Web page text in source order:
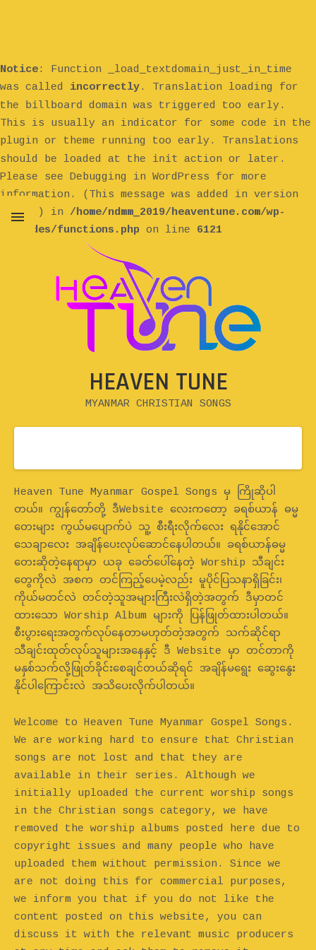
Notice: Function _load_textdomain_just_in_time
was called incorrectly. Translation loading for
the billboard domain was triggered too early.
This is usually an indicator for some code in the
plugin or theme running too early. Translations
should be loaded at the init action or later.
Please see Debugging in WordPress for more
information. (This message was added in version
6.7.0.) in /home/ndmm_2019/heaventune.com/wp-
includes/functions.php on line 6121
HEAVEN TUNE
MYANMAR CHRISTIAN SONGS
Home
Heaven Tune Myanmar Gospel Songs မှ ကြိုဆိုပါ
တယ်။ ကျွန်တော်တို့ ဒီWebsite လေးကတော့ ခရစ်ယာန် ဓမ္မ
တေးများ ကွယ်မပျောက်ပဲ သူ့ စီးရီးလိုက်လေး ရနိုင်အောင်
သေချာလေး အချိန်ပေးလုပ်ဆောင်နေပါတယ်။ ခရစ်ယာန်ဓမ္မ
တေးဆိုတဲ့နေရာမှာ ယခု ခေတ်ပေါ်နေတဲ့ Worship သီချင်း
တွေကိုလဲ အစက တင်ကြည့်ပေမဲ့လည်း မူပိုင်ပြသနာရှိခြင်း၊
ကိုယ်မတင်လဲ တင်တဲ့သူအများကြီးလဲရှိတဲ့အတွက် ဒီမှာတင်
ထားသော Worship Album များကို ပြန်ဖြုတ်ထားပါတယ်။
စီးပွားရေးအတွက်လုပ်နေတာမဟုတ်တဲ့အတွက် သက်ဆိုင်ရာ
သီချင်းထုတ်လုပ်သူများအနေနှင့် ဒီ Website မှာ တင်တာကို
မနှစ်သက်လို့ဖြုတ်ခိုင်းစေချင်တယ်ဆိုရင် အချိန်မရွေး ဆွေးနွေး
နိုင်ပါကြောင်းလဲ အသိပေးလိုက်ပါတယ်။
Welcome to Heaven Tune Myanmar Gospel Songs.
We are working hard to ensure that Christian
songs are not lost and that they are
available in their series. Although we
initially uploaded the current worship songs
in the Christian songs category, we have
removed the worship albums posted here due to
copyright issues and many people who have
uploaded them without permission. Since we
are not doing this for commercial purposes,
we inform you that if you do not like the
content posted on this website, you can
discuss it with the relevant music producers